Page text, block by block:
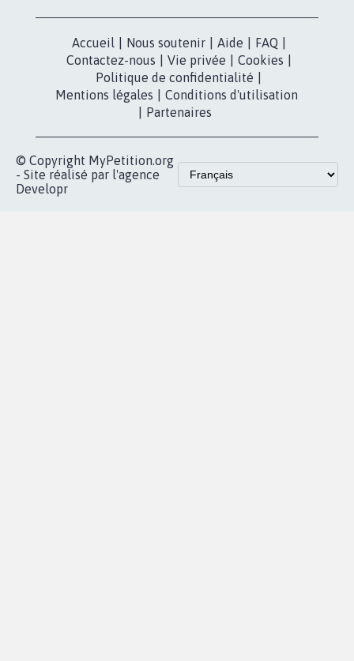
Accueil Nous soutenir Aide FAQ
Contactez-nous
Vie privée Cookies
Politique de confidentialité
Mentions légales
Conditions d'utilisation
Partenaires
© Copyright MyPetition.org
- Site réalisé par l'agence
Developr